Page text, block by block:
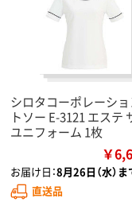
シロタコーポレーショ
トソー E-3121 エステ
ユニフォーム 1枚
￥
お届け日：8月26日（水）ま
直送品